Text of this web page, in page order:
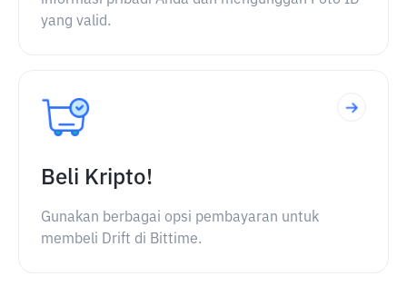
yang valid.
Beli Kripto!
Gunakan berbagai opsi pembayaran untuk
membeli Drift di Bittime.